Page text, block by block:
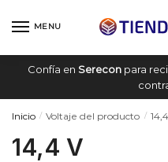
MENU
Confía en Sereconpara
Inicio / Voltaje del producto /
14,4 V